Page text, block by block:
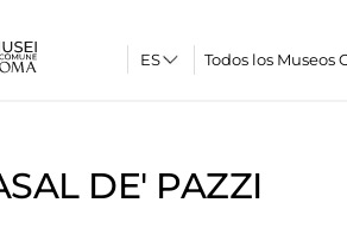
Todos los Museos
DE' PAZZI